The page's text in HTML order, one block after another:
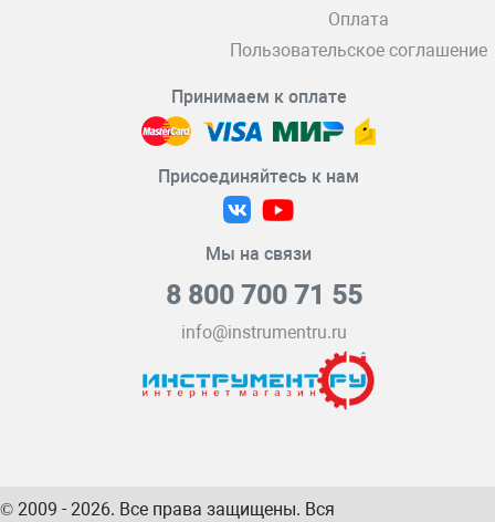
Оплата
Пользовательское соглашение
Принимаем к оплате
Присоединяйтесь к нам
Мы на связи
8 800 700 71 55
info@instrumentru.ru
© 2009 - 2026. Все права защищены. Вся